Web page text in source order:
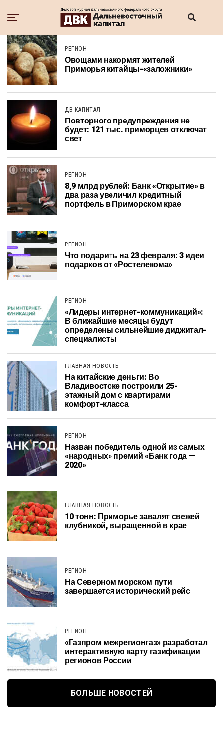
РЕГИОН
Овощами накормят жителей
Приморья китайцы-«заложники»
ДВ КАПИТАЛ
Повторного предупреждения не
будет: 121 тыс. приморцев отключат
свет
РЕГИОН
8,9 млрд рублей: Банк «Открытие» в
два раза увеличил кредитный
портфель в Приморском крае
РЕГИОН
Что подарить на 23 февраля: 3 идеи
подарков от «Ростелекома»
РЕГИОН
«Лидеры интернет-коммуникаций»:
В ближайшие месяцы будут
определены сильнейшие диджитал-
специалисты
ГЛАВНАЯ НОВОСТЬ
На китайские деньги: Во
Владивостоке построили 25-
этажный дом с квартирами
комфорт-класса
РЕГИОН
Назван победитель одной из самых
«народных» премий «Банк года —
2020»
ГЛАВНАЯ НОВОСТЬ
10 тонн: Приморье завалят свежей
клубникой, выращенной в крае
РЕГИОН
На Северном морском пути
завершается исторический рейс
РЕГИОН
«Газпром межрегионгаз» разработал
интерактивную карту газификации
регионов России
БОЛЬШЕ НОВОСТЕЙ